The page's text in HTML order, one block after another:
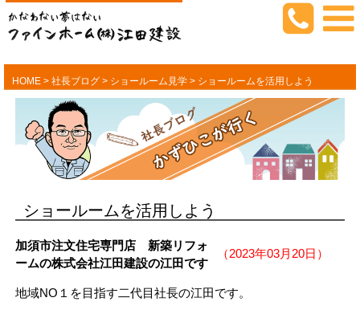
HOME > 社長ブログ > ショールーム見学 > ショールームを活用しよう
ショールームを活用しよう
（2023年03月20日）
加須市注文住宅専門店 新築リフォ
ームの株式会社江田建設の江田です
地域NO１を目指す二代目社長の江田です。